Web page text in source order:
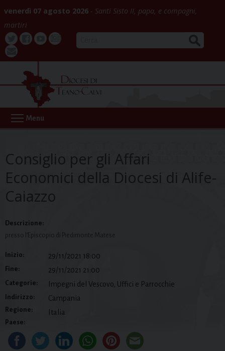
content
venerdì 07 agosto 2026
Santi Sisto II, papa, e compagni,
martiri
Twitter
Buona
webmail
Menu
Consiglio per gli Affari
Economici della Diocesi di Alife-
Caiazzo
Descrizione:
presso l’Episcopio di Piedimonte Matese
Inizio: 29/11/2021 18:00
Fine: 29/11/2021 21:00
Categorie: Impegni del Vescovo, Uffici e Parrocchie
Indirizzo:
Regione:
Campania
Paese:
Italia